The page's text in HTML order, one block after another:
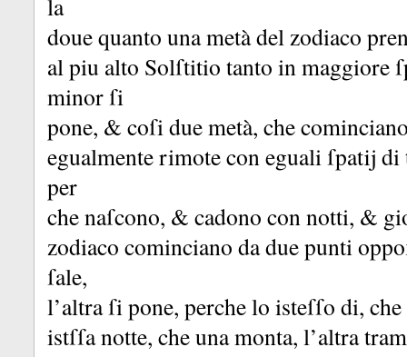
la
doue quanto una metà del zodiaco
al piu alto Solſtitio tanto in maggiore
minor ſi
pone, & coſi due metà, che
egualmente rimote con eguali ſpatĳ
per
che naſcono, & cadono con notti, &
zodiaco cominciano da due punti
ſale,
l’altra ſi pone, perche lo isteſſo di,
istſſa notte, che una monta, l’altra